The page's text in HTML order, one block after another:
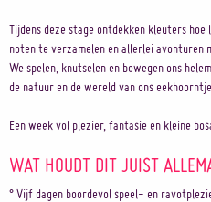
Tijdens deze stage ontdekken kleuters
noten te verzamelen en allerlei avonturen
We spelen, knutselen en bewegen ons
de natuur en de wereld van ons
Een week vol plezier, fantasie en kleine
WAT HOUDT DIT JUIST
° Vijf dagen boordevol speel- en